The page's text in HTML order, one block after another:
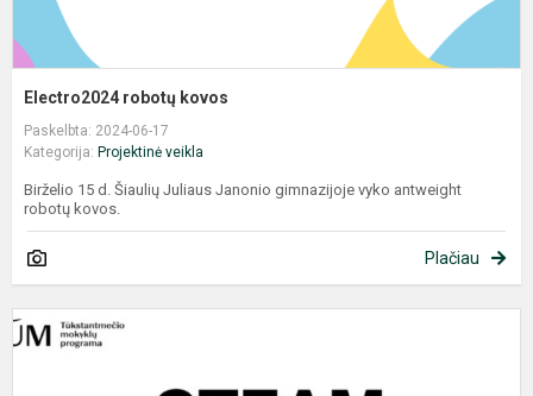
Electro2024 robotų kovos
Paskelbta: 2024-06-17
Kategorija: Projektinė veikla
Birželio 15 d. Šiaulių Juliaus Janonio gimnazijoje vyko antweight
robotų kovos.
Plačiau